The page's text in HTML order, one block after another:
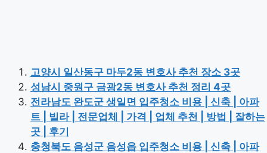
고양시 일산동구 마두2동 변호사 추천 장소 3곳
성남시 중원구 금광2동 변호사 추천 정리 4곳
전라남도 완도군 생일면 입주청소 비용 | 신축 | 아파
트 | 빌라 | 전문업체 | 가격 | 업체 추천 | 방법 | 잘하는
곳 | 후기
충청북도 음성군 음성읍 입주청소 비용 | 신축 | 아파